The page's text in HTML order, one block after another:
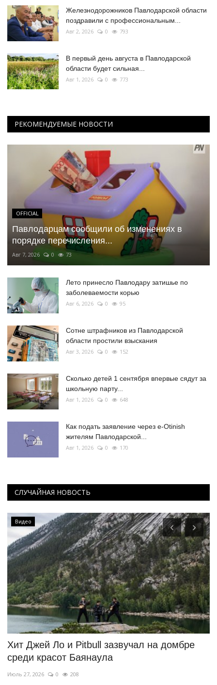
Железнодорожников Павлодарской области
поздравили с профессиональным...
Авг 2, 2026 0 793
В первый день августа в Павлодарской
области будет сильная...
Авг 1, 2026 0 773
РЕКОМЕНДУЕМЫЕ НОВОСТИ
OFFICIAL
Павлодарцам сообщили об изменениях в
порядке перечисления...
Авг 7, 2026 0 73
Лето принесло Павлодару затишье по
заболеваемости корью
Авг 6, 2026 0 95
Сотне штрафников из Павлодарской
области простили взыскания
Авг 3, 2026 0 152
Сколько детей 1 сентября впервые сядут за
школьную парту...
Авг 1, 2026 0 648
Как подать заявление через e-Otinish
жителям Павлодарской...
Авг 1, 2026 0 170
СЛУЧАЙНАЯ НОВОСТЬ
Видео
Хит Джей Ло и Pitbull зазвучал на домбре
среди красот Баянаула
Июль 27, 2026 0 208